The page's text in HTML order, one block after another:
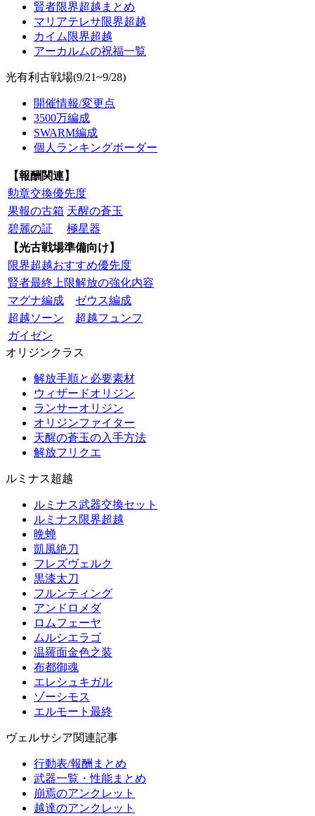
賢者限界超越まとめ
マリアテレサ限界超越
カイム限界超越
アーカルムの祝福一覧
光有利古戦場(9/21~9/28)
開催情報/変更点
3500万編成
SWARM編成
個人ランキングボーダー
【報酬関連】
勲章交換優先度
果報の古箱 天醒の蒼玉
碧麗の証
極星器
【光古戦場準備向け】
限界超越おすすめ優先度
賢者最終上限解放の強化内容
マグナ編成
ゼウス編成
超越ソーン
超越フュンフ
ガイゼン
オリジンクラス
解放手順と必要素材
ウィザードオリジン
ランサーオリジン
オリジンファイター
天醒の蒼玉の入手方法
解放フリクエ
ルミナス超越
ルミナス武器交換セット
ルミナス限界超越
晩蝉
凱風絶刀
フレズヴェルク
黒漆太刀
フルンティング
アンドロメダ
ロムフェーヤ
ムルシエラゴ
温羅面金色之装
布都御魂
エレシュキガル
ゾーシモス
エルモート最終
ヴェルサシア関連記事
行動表/報酬まとめ
武器一覧・性能まとめ
崩焉のアンクレット
越達のアンクレット